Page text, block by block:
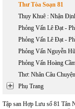
Thư Tòa Soạn 81
Thụy Khuê : Nhận
Phỏng Vấn Lê Đạt -
Phỏng Vấn Lê Đạt -
Phỏng Vấn Nguyễn
Phỏng Vấn Hoàng
Thơ: Nhân Câu
Phụ Trang
Tập san Hợp Lưu số 81 Tân